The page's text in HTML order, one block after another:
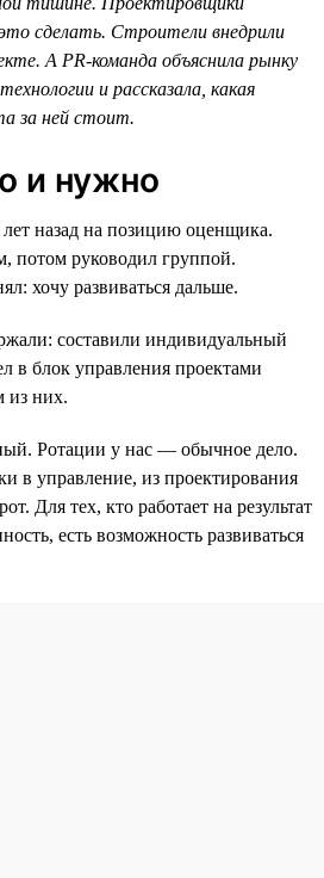
сделать. Строители внедрили
А PR-команда объяснила рынку
и рассказала, какая
за ней стоит.
и нужно
назад на позицию оценщика.
потом руководил группой.
хочу развиваться дальше.
составили индивидуальный
в блок управления проектами
из них.
Ротации у нас — обычное дело.
в управление, из проектирования
Для тех, кто работает на результат
есть возможность развиваться